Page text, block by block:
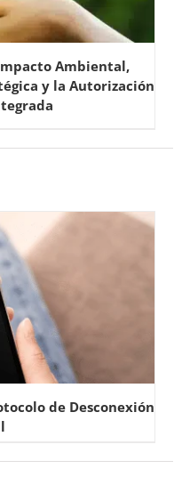
Ambiental,
y la Autorización
de Desconexión